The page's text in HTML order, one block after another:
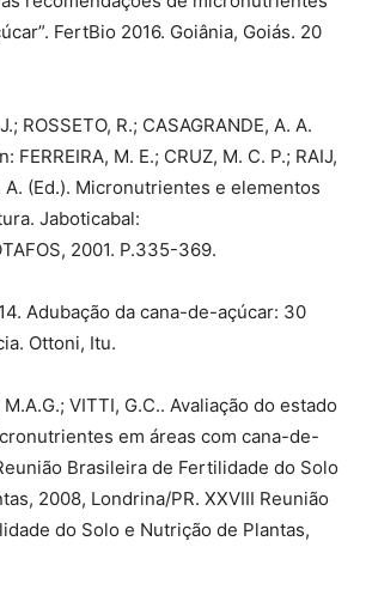
FertBio 2016. Goiânia, Goiás. 20
ROSSETO, R.; CASAGRANDE, A. A.
FERREIRA, M. E.; CRUZ, M. C. P.; RAIJ,
A. (Ed.). Micronutrientes e elementos
Jaboticabal:
2001. P.335-369.
Adubação da cana-de-açúcar: 30
Ottoni, Itu.
M.A.G.; VITTI, G.C.. Avaliação do estado
em áreas com cana-de-
Brasileira de Fertilidade do Solo
2008, Londrina/PR. XXVIII Reunião
do Solo e Nutrição de Plantas,